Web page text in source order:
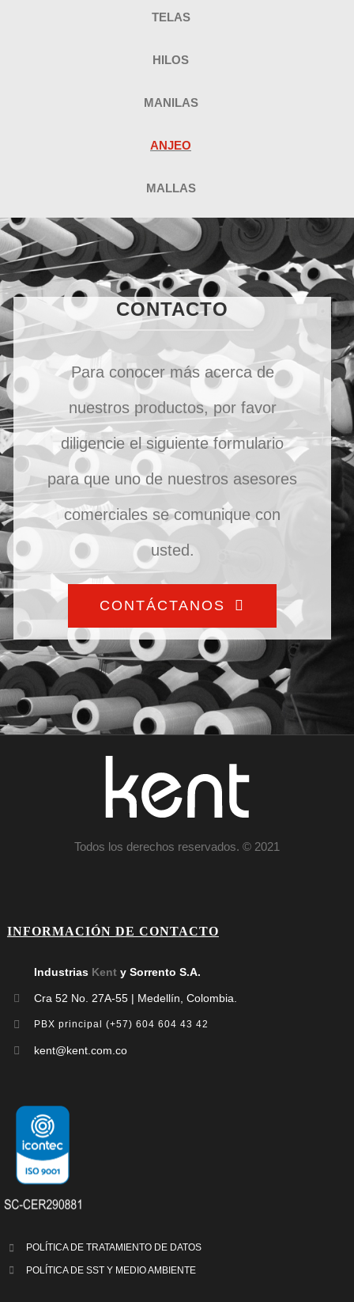
TELAS
HILOS
MANILAS
ANJEO
MALLAS
CONTACTO
Para conocer más acerca de
nuestros productos, por favor
diligencie el siguiente formulario
para que uno de nuestros asesores
comerciales se comunique con
usted.
CONTÁCTANOS
Todos los derechos reservados. © 2021
INFORMACIÓN DE CONTACTO
Industrias Kenty Sorrento S.A.
Cra 52 No. 27A-55 | Medellín, Colombia.
PBX principal (+57) 604 604 43 42
kent@kent.com.co
POLÍTICA DE TRATAMIENTO DE DATOS
POLÍTICA DE SST Y MEDIO AMBIENTE